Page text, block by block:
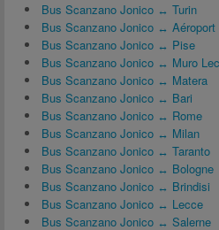
Bus Scanzano Jonico ↔ Turin
Bus Scanzano Jonico ↔ Aéroport
Bus Scanzano Jonico ↔ Pise
Bus Scanzano Jonico ↔ Muro
Bus Scanzano Jonico ↔ Matera
Bus Scanzano Jonico ↔ Bari
Bus Scanzano Jonico ↔ Rome
Bus Scanzano Jonico ↔ Milan
Bus Scanzano Jonico ↔ Taranto
Bus Scanzano Jonico ↔ Bologne
Bus Scanzano Jonico ↔ Brindisi
Bus Scanzano Jonico ↔ Lecce
Bus Scanzano Jonico ↔ Salerne